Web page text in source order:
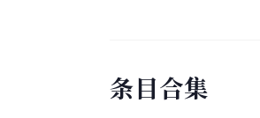
条目合集